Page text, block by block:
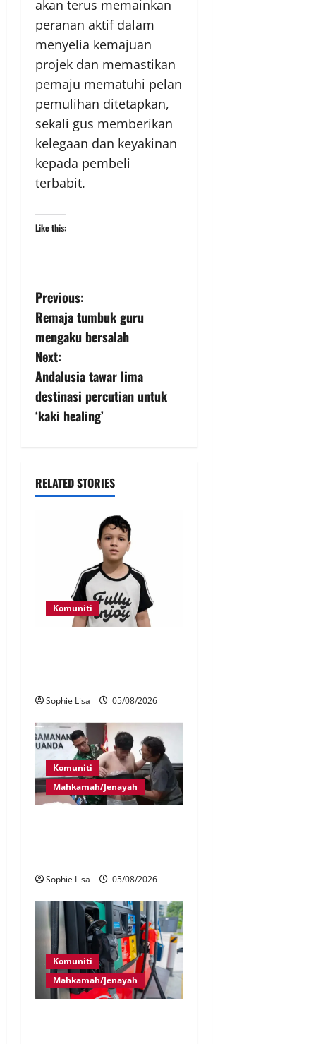
akan terus memainkan
peranan aktif dalam
menyelia kemajuan
projek dan memastikan
pemaju mematuhi pelan
pemulihan ditetapkan,
sekali gus memberikan
kelegaan dan keyakinan
kepada pembeli
terbabit.
Like this:
Previous:
Remaja tumbuk guru
mengaku bersalah
Next:
Andalusia tawar lima
destinasi percutian untuk
‘kaki healing’
RELATED STORIES
Komuniti
Sophie Lisa 05/08/2026
Komuniti
Mahkamah/Jenayah
Sophie Lisa 05/08/2026
Komuniti
Mahkamah/Jenayah